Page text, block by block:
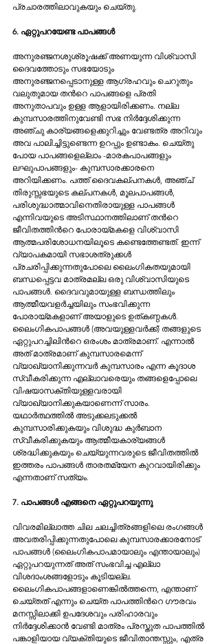
പ്രചാരത്തിലാവുകയും ചെയ്തു.
6. ഏറ്റുപറയേണ്ട പാപങ്ങള്‍
അനുര‌‌ഞ്ജനശുശ്രൂഷക്ക് അണയുന്ന വിശ്വാസി
ദൈവത്തോടും സഭയോടും
അനുരഞ്ജനപ്പെടാനുള്ള ആഗ്രഹവും ചെറുതും
വലുതുമായ തന്‍റെ പാപങ്ങളെ പ്രതി
അനുതാപവും ഉള്ള ആളായിരിക്കണം. നല്ല
കുമ്പസാരത്തിനുവേണ്ടി സഭ നിര്‍ദ്ദേശിക്കുന്ന
അഞ്ചു കാര്യങ്ങളെക്കുറിച്ചും വേണ്ടത്ര അറിവും
അവ പാലിച്ചിട്ടുണ്ടെന്ന ഉറപ്പും ഉണ്ടാകം. ചെയ്തു
പോയ പാപങ്ങളെല്ലാം -മാരകപാപങ്ങളും
ലഘുപാപങ്ങളും- കുമ്പസാരക്കാരനെ
അറിയിക്കണം. പത്ത് ദൈവകല്പനകള്‍, അഞ്ച്
തിരുസ്സഭയുടെ കല്പനകള്‍, മൂലപാപങ്ങള്‍,
പരിശുദ്ധാത്മാവിനെതിരായുള്ള പാപങ്ങള്‍
എന്നിവയുടെ അടിസ്ഥാനത്തിലാണ് തന്‍റെ
ജീവിതത്തിന്‍റെ പോരായ്മകളെ വിശ്വാസി
ആത്മപരിശോധനയിലൂടെ കണ്ടെത്തേണ്ടത്. ഇന്ന്
വ്യാപകമായി സഭാശത്രുക്കള്‍
പ്രചരിപ്പിക്കുന്നതുപോലെ ലൈംഗികതയുമായി
ബന്ധപ്പെട്ടവ മാത്രമല്ല ഒരു വിശ്വാസിയുടെ
പാപങ്ങള്‍. ദൈവവുമായുള്ള ബന്ധത്തിലും
ആത്മീയവളര്‍ച്ചയിലും സംഭവിക്കുന്ന
പോരായ്മകളാണ് അയാളുടെ ഉത്കണ്ഠകള്‍.
ലൈംഗികപാപങ്ങള്‍ (അവയുള്ളവര്‍ക്ക്) തങ്ങളുടെ
ഏറ്റുപറച്ചിലിന്‍റെ ഒരംശം മാത്രമാണ്. എന്നാല്‍
അത് മാത്രമാണ് കുമ്പസാരമെന്ന്
വ്യാഖ്യാനിക്കുന്നവര്‍ കുമ്പസാരം എന്ന കൂദാശ
സ്വീകരിക്കുന്ന എല്ലാവരെയും തങ്ങളെപ്പോലെ
വിഷയാസക്തിയുള്ളവരായി
വ്യാഖ്യാനിക്കുകയാണെന്ന് സാരം.
യഥാര്‍ത്ഥത്തില്‍ അടുക്കലടുക്കല്‍
കുമ്പസാരിക്കുകയും വിശുദ്ധ കുര്‍ബാന
സ്വീകരിക്കുകയും ആത്മീയകാര്യങ്ങള്‍
ശ്രദ്ധിക്കുകയും ചെയ്യുന്നവരുടെ ജീവിതത്തില്‍
ഇത്തരം പാപങ്ങള്‍ താരതമ്യേന കുറവായിരിക്കും
എന്നതാണ് സത്യം.
7. പാപങ്ങള്‍ എങ്ങനെ ഏറ്റുപറയുന്നു
വിവരമില്ലാത്ത ചില ചലച്ചിത്രങ്ങളിലെ രംഗങ്ങള്‍
അവതരിപ്പിക്കുന്നതുപോലെ കുമ്പസാരക്കാരനോട്
പാപങ്ങള്‍ (ലൈംഗികപാപമായാലും എന്തായാലും)
ഏറ്റുപറയുന്നത് അത് സംഭവിച്ച എല്ലാ
വിശദാംശങ്ങളോടും കൂടിയല്ല.
ലൈംഗികപാപങ്ങളാണെങ്കില്‍ത്തന്നെ, എന്താണ്
ചെയ്തത് എന്നും ചെയ്ത പാപത്തിന്‍റെ ഗൗരവം
മനസ്സിലാക്കി ഉപദേശവും പരിഹാരവും
നിര്‍ദ്ദേശിക്കാന്‍ വേണ്ടി മാത്രം പ്രസ്തുത പാപത്തില്‍
പങ്കാളിയായ വ്യക്തിയുടെ ജീവിതാന്തസ്സും, എത്ര